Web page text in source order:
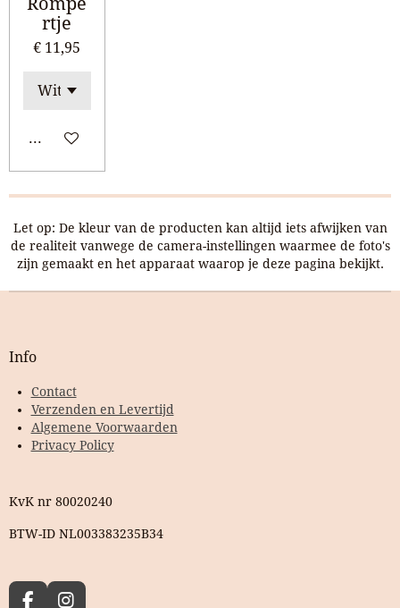
Rompe
rtje
€ 11,95
Bekijk details
Let op: De kleur van de producten kan altijd iets afwijken van
de realiteit vanwege de camera-instellingen waarmee de foto's
zijn gemaakt en het apparaat waarop je deze pagina bekijkt.
Info
Contact
Verzenden en Levertijd
Algemene Voorwaarden
Privacy Policy
KvK nr 80020240
BTW-ID NL003383235B34